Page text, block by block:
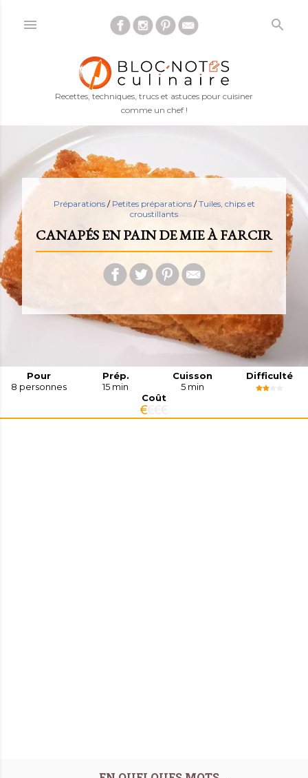
Accéder au contenu principal
Recettes, techniques, trucs et astuces pour cuisiner
comme un chef !
Préparations/ Petites préparations /Tuiles, chips et
croustillants
CANAPÉS EN PAIN DE MIE À FARCIR
Pour
8 personnes
Prép.
15 min
Cuisson
5 min
Difficulté
Coût